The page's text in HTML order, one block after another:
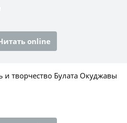
online
и творчество Булата Окуджавы